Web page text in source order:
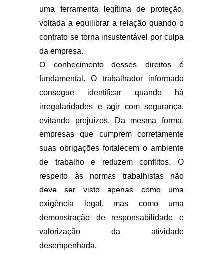
uma ferramenta legítima de proteção,
voltada a equilibrar a relação quando o
contrato se torna insustentável por culpa
da empresa.
O conhecimento desses direitos é
fundamental. O trabalhador informado
consegue identificar quando há
irregularidades e agir com segurança,
evitando prejuízos. Da mesma forma,
empresas que cumprem corretamente
suas obrigações fortalecem o ambiente
de trabalho e reduzem conflitos. O
respeito às normas trabalhistas não
deve ser visto apenas como uma
exigência legal, mas como uma
demonstração de responsabilidade e
valorização da atividade
desempenhada.